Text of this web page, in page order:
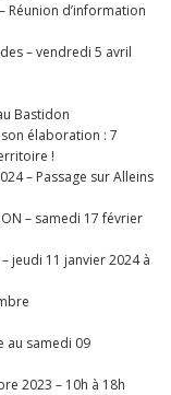
Réunion d’information
– vendredi 5 avril
Bastidon
élaboration : 7
!
– Passage sur Alleins
– samedi 17 février
jeudi 11 janvier 2024 à
au samedi 09
2023 – 10h à 18h